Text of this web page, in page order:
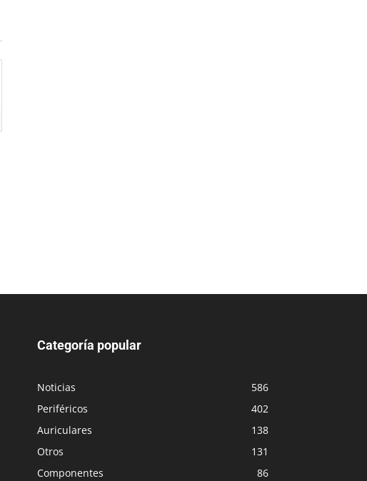
Categoría popular
Noticias
586
Periféricos
402
Auriculares
138
Otros
131
Componentes
86